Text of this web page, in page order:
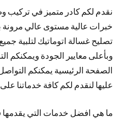
نقدم لكم كادر متميز في تركيب
خبرات عالية مستوى عالي
تصليح غسالة اتوماتيك لتلبية
وبأعلى معايير الجودة ويمكنكم
الصفحة الرئيسية يمكنكم
عليها لنقدم لكم كافة خدماتنا على
ما هي افضل خدمات التي